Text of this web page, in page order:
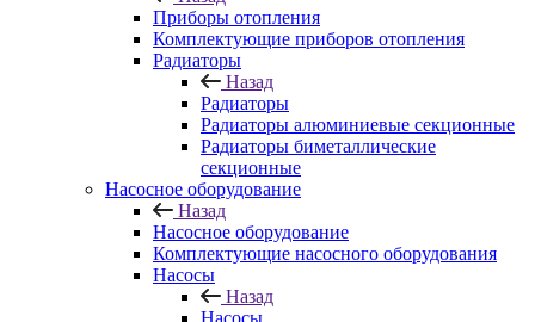
Приборы отопления
Комплектующие приборов отопления
Радиаторы
Назад
Радиаторы
Радиаторы алюминиевые секционные
Радиаторы биметаллические
секционные
Насосное оборудование
Назад
Насосное оборудование
Комплектующие насосного оборудования
Насосы
Назад